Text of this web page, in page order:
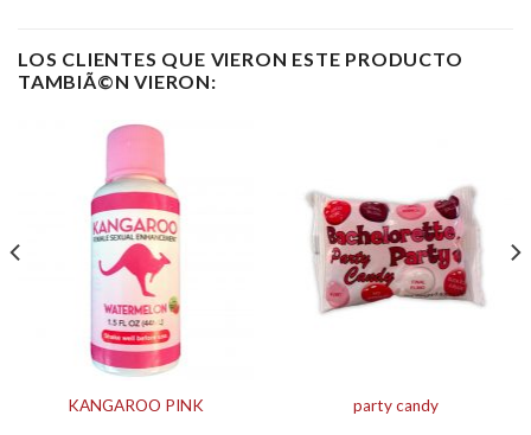
LOS CLIENTES QUE VIERON ESTE PRODUCTO
TAMBIÃ©N VIERON:
KANGAROO PINK party candy